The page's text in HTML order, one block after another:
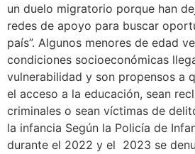
un duelo migratorio porque han
redes de apoyo para buscar
país”. Algunos menores de edad
condiciones socioeconómicas
vulnerabilidad y son propensos a
el acceso a la educación, sean
criminales o sean víctimas de
la infancia Según la Policía de
durante el 2022 y el 2023 se